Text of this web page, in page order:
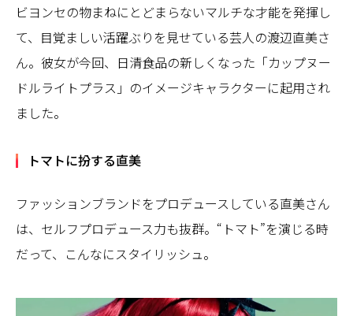
ビヨンセの物まねにとどまらないマルチな才能を発揮し
て、目覚ましい活躍ぶりを見せている芸人の渡辺直美さ
ん。彼女が今回、日清食品の新しくなった「カップヌー
ドルライトプラス」のイメージキャラクターに起用され
ました。
トマトに扮する直美
ファッションブランドをプロデュースしている直美さん
は、セルフプロデュース力も抜群。“トマト”を演じる時
だって、こんなにスタイリッシュ。